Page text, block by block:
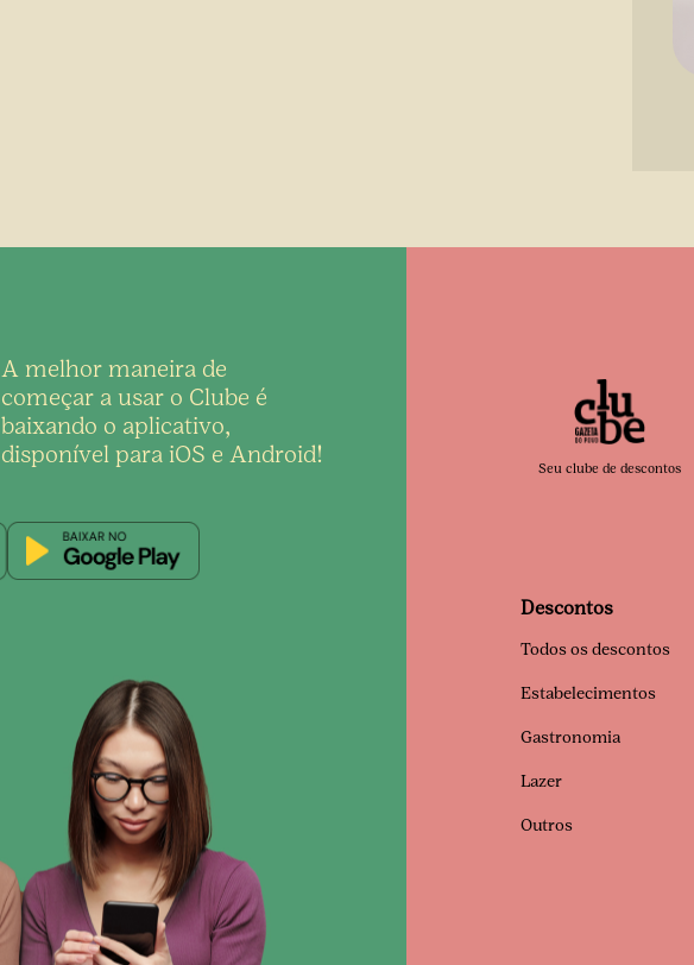
A melhor maneira de
começar a usar o Clube é
baixando o aplicativo,
disponível para iOS e Android!
Seu clube de descontos
Descontos
Todos os descontos
Estabelecimentos
Gastronomia
Lazer
Outros